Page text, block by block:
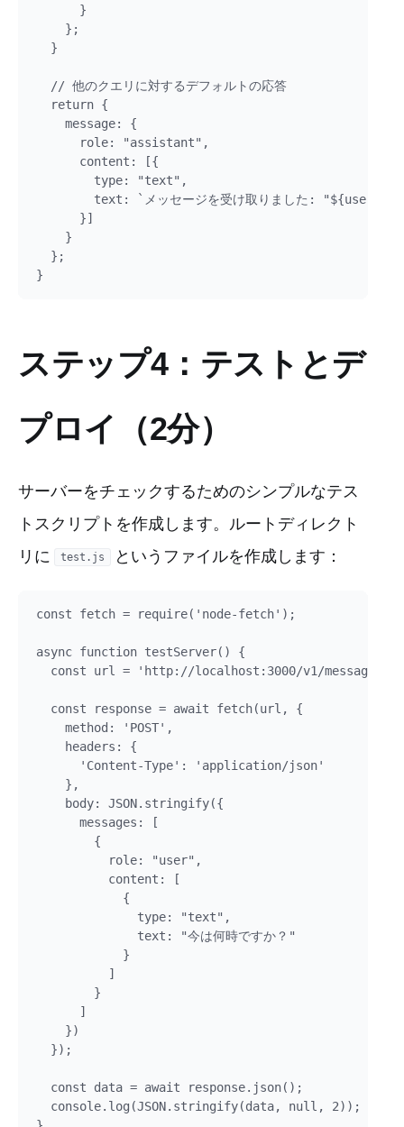
      }
    };
  }
  // 他のクエリに対するデフォルトの応答
  return {
    message: {
      role: "assistant",
      content: [{
        type: "text",
text: `メッセージを受け取りました:
      }]
    }
  };
ステップ4：テストとデ
プロイ（2分）
サーバーをチェックするためのシンプルなテス
トスクリプトを作成します。ルートディレクト
リに
test.js というファイルを作成します：
const fetch = require('node-fetch');
async function testServer() {
  const url = 'http://localhost:3000/v1/messages';
  const response = await fetch(url, {
    method: 'POST',
    headers: {
      'Content-Type': 'application/json'
    },
    body: JSON.stringify({
      messages: [
        {
          role: "user",
          content: [
            {
              type: "text",
              text: "今は何時ですか？"
            }
          ]
        }
      ]
    })
  });
  const data = await response.json();
  console.log(JSON.stringify(data, null, 2));